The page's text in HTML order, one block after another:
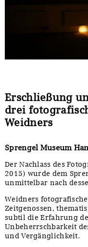
Erschließung
drei
Weidners
Sprengel Museum
Der Nachlass des
2015) wurde dem
unmittelbar nach
Weidners
Zeitgenossen,
subtil die Erfahrung
Unbeherrschbarkeit
und Vergänglichkeit.